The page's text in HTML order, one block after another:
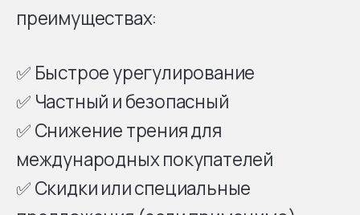
преимуществах:
✅ Быстрое урегулирование
✅ Частный и безопасный
✅ Снижение трения для
международных покупателей
✅ Скидки или специальные